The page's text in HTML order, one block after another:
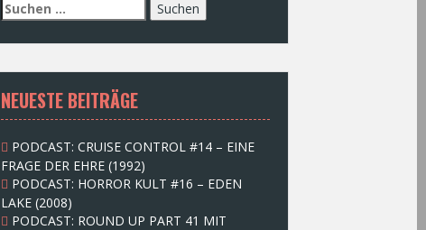
S
u
c
e
n
n
c
h
:
NEUESTE BEITRÄGE
PODCAST: CRUISE CONTROL #14 – EINE
FRAGE DER EHRE (1992)
PODCAST: HORROR KULT #16 – EDEN
LAKE (2008)
PODCAST: ROUND UP PART 41 MIT